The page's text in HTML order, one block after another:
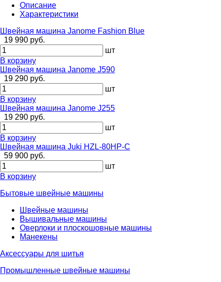
Описание
Характеристики
Швейная машина Janome Fashion Blue
19 990 руб.
шт
В корзину
Швейная машина Janome J590
19 290 руб.
шт
В корзину
Швейная машина Janome J255
19 290 руб.
шт
В корзину
Швейная машина Juki HZL-80HP-С
59 900 руб.
шт
В корзину
Бытовые швейные машины
Швейные машины
Вышивальные машины
Оверлоки и плоскошовные машины
Манекены
Аксессуары для шитья
Промышленные швейные машины